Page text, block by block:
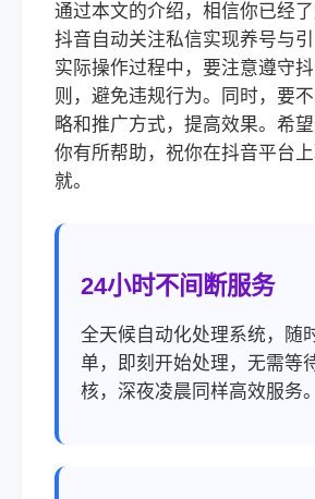
通过本文的介绍，相信你已经
抖音自动关注私信实现养号与
实际操作过程中，要注意遵守
则，避免违规行为。同时，要
略和推广方式，提高效果。希
你有所帮助，祝你在抖音平台
就。
24小时不间断服务
全天候自动化处理系统，随
单，即刻开始处理，无需等
核，深夜凌晨同样高效服务。